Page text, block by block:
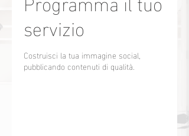
servizio
Costruisci la tua immagine social,
pubblicando contenuti di qualità.